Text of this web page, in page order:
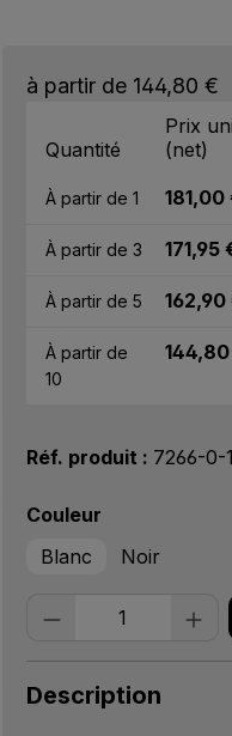
à partir de 144,80 €
Quantité
Prix
(net)
À partir de1 181,00
À partir de3 171,95
À partir de5 162,90
À partir de
10
Réf. produit : 7266-0-
Sélectionnez
Couleur
Blanc
Noir
Quantité de
Description